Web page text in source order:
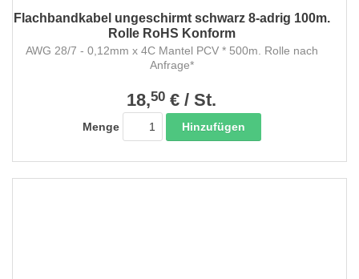
Flachbandkabel ungeschirmt schwarz 8-adrig 100m.
Rolle RoHS Konform
AWG 28/7 - 0,12mm x 4C Mantel PCV * 500m. Rolle nach
Anfrage*
18,50 € / St.
Menge Hinzufügen